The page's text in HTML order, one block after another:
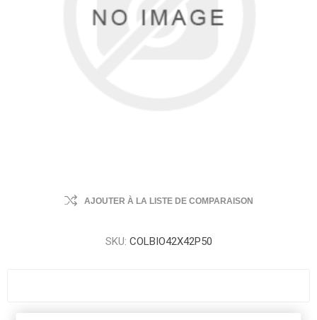
AJOUTER À LA LISTE DE COMPARAISON
SKU: COLBIO42X42P50